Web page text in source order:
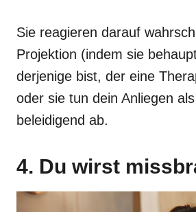
Sie reagieren darauf
Projektion (indem sie
derjenige bist, der eine
oder sie tun dein Anliegen
beleidigend ab.
4. Du wirst